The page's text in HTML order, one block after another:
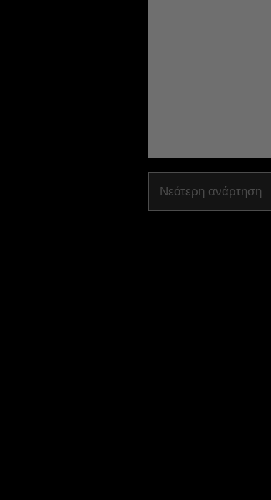
Νεότερη ανάρτηση